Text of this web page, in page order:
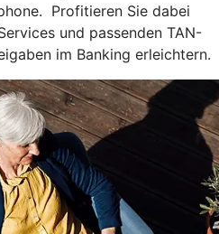
Profitieren Sie dabei
und passenden TAN-
im Banking erleichtern.